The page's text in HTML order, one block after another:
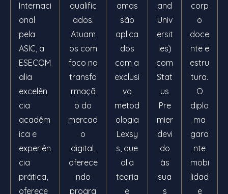
Internaci
onal
pela
ASIC, a
ESECOM
alia
excelên
cia
acadêm
ica e
experiên
cia
prática,
oferece
qualific
ados.
Atuam
os com
foco na
transfo
rmaçã
o do
mercad
o
digital,
oferece
ndo
progra
amas
são
aplica
dos
com a
exclusi
va
metod
ologia
Lexsy
s, que
alia
teoria
e
and
Univ
ersit
ies)
com
Stat
us
Pre
mier
devi
do
às
sua
s
corp
o
doce
nte e
estru
tura.
O
diplo
ma
gara
nte
mobi
lidad
e